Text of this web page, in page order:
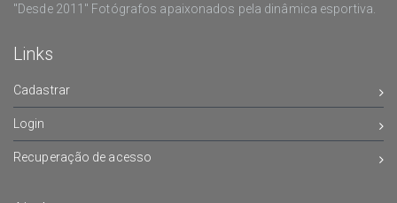
"Desde 2011" Fotógrafos apaixonados pela dinâmica esportiva.
Links
Cadastrar
Login
Recuperação de acesso